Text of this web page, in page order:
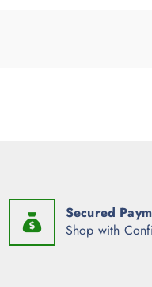
Secured
Shop with